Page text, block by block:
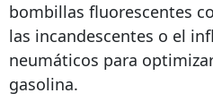
bombillas fluorescentes
las incandescentes o el
neumáticos para
gasolina.